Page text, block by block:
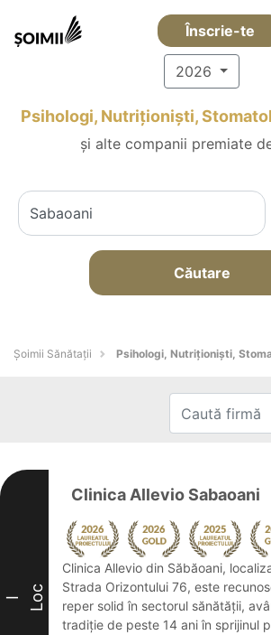
Înscrie-te
2026
Psihologi, Nutriționiști,
și alte companii premiate
Căutare
Şoimii Sănătații Psihologi, Nutriționiști,
I Loc
Clinica Allevio Sabaoani
Clinica Allevio din Săbăoani,
Strada Orizontului 76, este
reper solid în sectorul sănătății,
tradiție de peste 14 ani în sprijinul